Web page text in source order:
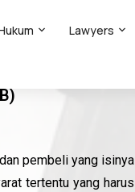
Lawyers
pembeli yang isinya
tertentu yang harus